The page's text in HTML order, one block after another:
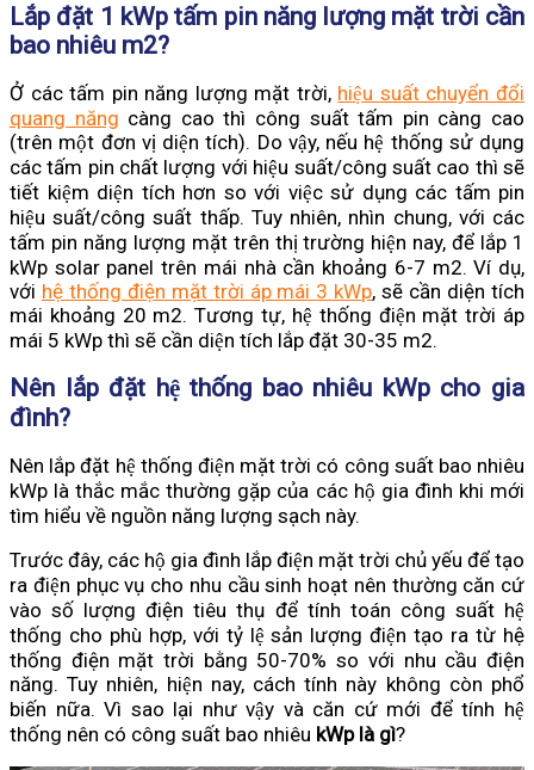
Lắp đặt 1 kWp tấm pin năng lượng mặt trời cần
bao nhiêu m2?
Ở các tấm pin năng lượng mặt trời, hiệu suất chuyển đổi
quang năng càng cao thì công suất tấm pin càng cao
(trên một đơn vị diện tích). Do vậy, nếu hệ thống sử dụng
các tấm pin chất lượng với hiệu suất/công suất cao thì sẽ
tiết kiệm diện tích hơn so với việc sử dụng các tấm pin
hiệu suất/công suất thấp. Tuy nhiên, nhìn chung, với các
tấm pin năng lượng mặt trên thị trường hiện nay, để lắp 1
kWp solar panel trên mái nhà cần khoảng 6-7 m2. Ví dụ,
với hệ thống điện mặt trời áp mái 3 kWp, sẽ cần diện tích
mái khoảng 20 m2. Tương tự, hệ thống điện mặt trời áp
mái 5 kWp thì sẽ cần diện tích lắp đặt 30-35 m2.
Nên lắp đặt hệ thống bao nhiêu kWp cho gia
đình?
Nên lắp đặt hệ thống điện mặt trời có công suất bao nhiêu
kWp là thắc mắc thường gặp của các hộ gia đình khi mới
tìm hiểu về nguồn năng lượng sạch này.
Trước đây, các hộ gia đình lắp điện mặt trời chủ yếu để tạo
ra điện phục vụ cho nhu cầu sinh hoạt nên thường căn cứ
vào số lượng điện tiêu thụ để tính toán công suất hệ
thống cho phù hợp, với tỷ lệ sản lượng điện tạo ra từ hệ
thống điện mặt trời bằng 50-70% so với nhu cầu điện
năng. Tuy nhiên, hiện nay, cách tính này không còn phổ
biến nữa. Vì sao lại như vậy và căn cứ mới để tính hệ
thống nên có công suất bao nhiêu kWp là gì?